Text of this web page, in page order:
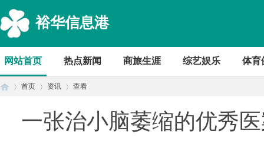
裕华信息港
网站首页 热点新闻 商旅生涯 综艺娱乐 体育
首页 资讯 查看
一张治小脑萎缩的优秀